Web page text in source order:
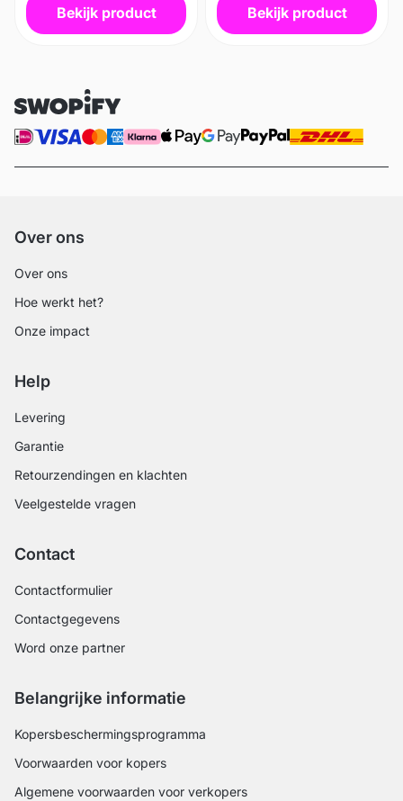
Bekijk product Bekijk product
Over ons
Over ons
Hoe werkt het?
Onze impact
Help
Levering
Garantie
Retourzendingen en klachten
Veelgestelde vragen
Contact
Contactformulier
Contactgegevens
Word onze partner
Belangrijke informatie
Kopersbeschermingsprogramma
Voorwaarden voor kopers
Algemene voorwaarden voor verkopers